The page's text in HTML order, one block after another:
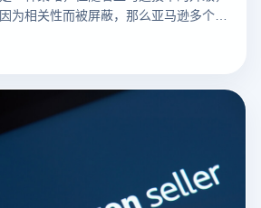
为相关性而被屏蔽，那么亚马逊多个账
何防止相关性呢？有什么好的防关联方